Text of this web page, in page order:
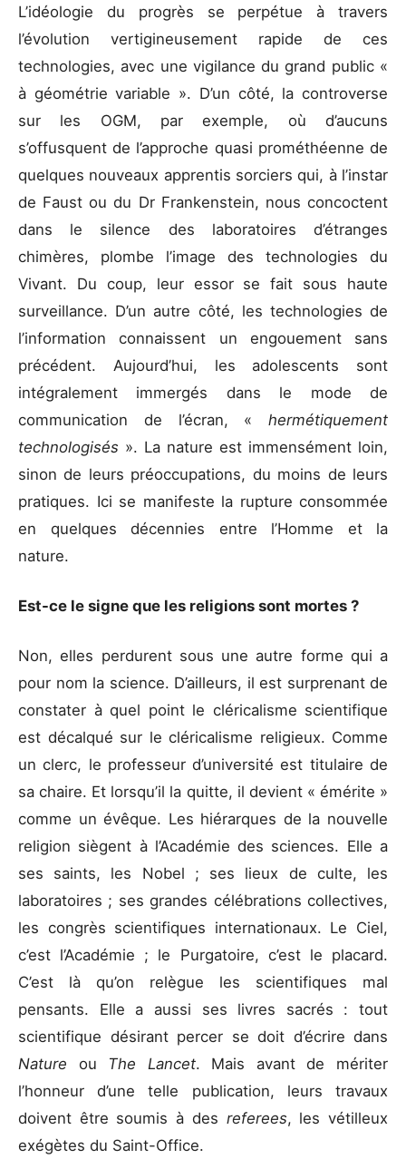
L’idéologie du progrès se perpétue à travers
l’évolution vertigineusement rapide de ces
technologies, avec une vigilance du grand public «
à géométrie variable ». D’un côté, la controverse
sur les OGM, par exemple, où d’aucuns
s’offusquent de l’approche quasi prométhéenne de
quelques nouveaux apprentis sorciers qui, à l’instar
de Faust ou du Dr Frankenstein, nous concoctent
dans le silence des laboratoires d’étranges
chimères, plombe l’image des technologies du
Vivant. Du coup, leur essor se fait sous haute
surveillance. D’un autre côté, les technologies de
l’information connaissent un engouement sans
précédent. Aujourd’hui, les adolescents sont
intégralement immergés dans le mode de
communication de l’écran, « hermétiquement
technologisés ». La nature est immensément loin,
sinon de leurs préoccupations, du moins de leurs
pratiques. Ici se manifeste la rupture consommée
en quelques décennies entre l’Homme et la
nature.
Est-ce le signe que les religions sont mortes ?
Non, elles perdurent sous une autre forme qui a
pour nom la science. D’ailleurs, il est surprenant de
constater à quel point le cléricalisme scientifique
est décalqué sur le cléricalisme religieux. Comme
un clerc, le professeur d’université est titulaire de
sa chaire. Et lorsqu’il la quitte, il devient « émérite »
comme un évêque. Les hiérarques de la nouvelle
religion siègent à l’Académie des sciences. Elle a
ses saints, les Nobel ; ses lieux de culte, les
laboratoires ; ses grandes célébrations collectives,
les congrès scientifiques internationaux. Le Ciel,
c’est l’Académie ; le Purgatoire, c’est le placard.
C’est là qu’on relègue les scientifiques mal
pensants. Elle a aussi ses livres sacrés : tout
scientifique désirant percer se doit d’écrire dans
Nature ou The Lancet. Mais avant de mériter
l’honneur d’une telle publication, leurs travaux
doivent être soumis à des referees, les vétilleux
exégètes du Saint-Office.